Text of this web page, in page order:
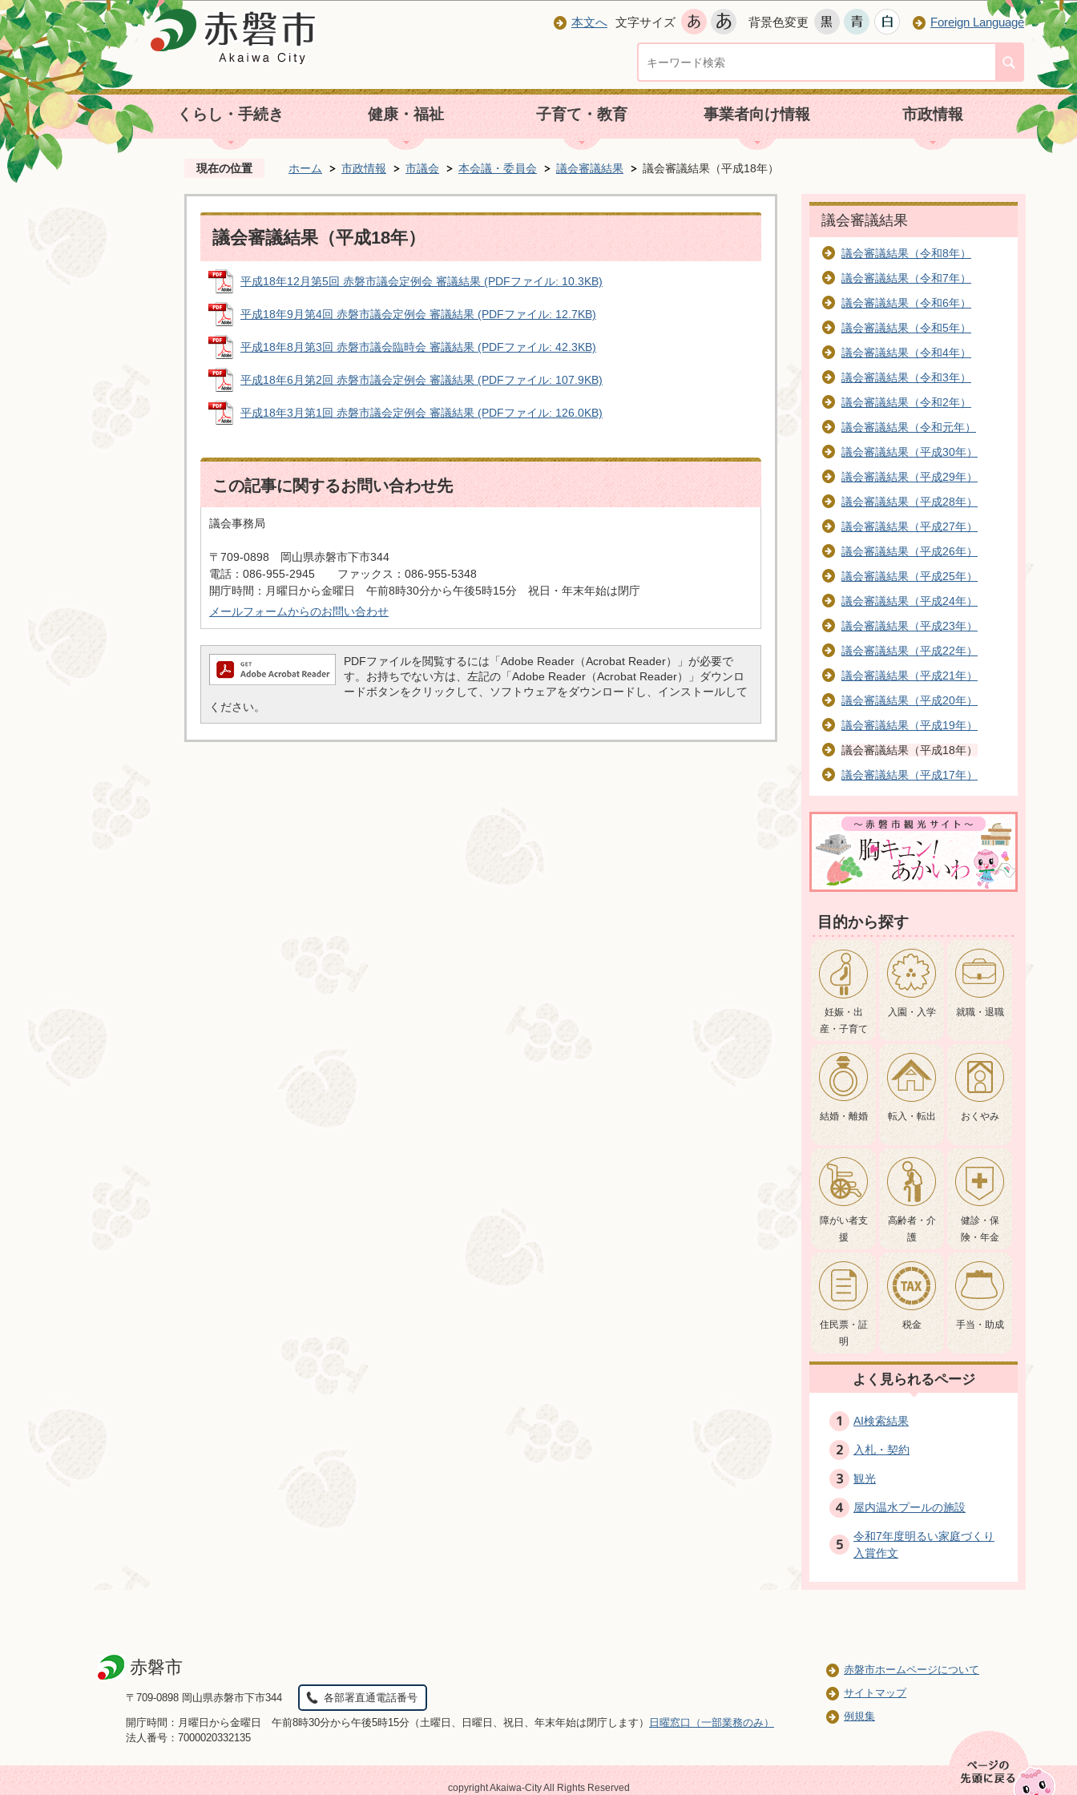
本文へ 文字サイズ 背景色変更 Foreign Language
くらし・手続き 健康・福祉 子育て・教育 事業者向け情報 市政情報
現在の位置 ホーム 市政情報 市議会 本会議・委員会 議会審議結果 議会審議結果（平成18年）
議会審議結果（平成18年）
平成18年12月第5回 赤磐市議会定例会 審議結果 (PDFファイル: 10.3KB)
平成18年9月第4回 赤磐市議会定例会 審議結果 (PDFファイル: 12.7KB)
平成18年8月第3回 赤磐市議会臨時会 審議結果 (PDFファイル: 42.3KB)
平成18年6月第2回 赤磐市議会定例会 審議結果 (PDFファイル: 107.9KB)
平成18年3月第1回 赤磐市議会定例会 審議結果 (PDFファイル: 126.0KB)
この記事に関するお問い合わせ先
議会事務局
〒709-0898 岡山県赤磐市下市344
電話：086-955-2945 ファックス：086-955-5348
開庁時間：月曜日から金曜日 午前8時30分から午後5時15分 祝日・年末年始は閉庁
メールフォームからのお問い合わせ
PDFファイルを閲覧するには「Adobe Reader（Acrobat Reader）」が必要で
す。お持ちでない方は、左記の「Adobe Reader（Acrobat Reader）」ダウンロ
ードボタンをクリックして、ソフトウェアをダウンロードし、インストールして
ください。
議会審議結果
議会審議結果（令和8年）
議会審議結果（令和7年）
議会審議結果（令和6年）
議会審議結果（令和5年）
議会審議結果（令和4年）
議会審議結果（令和3年）
議会審議結果（令和2年）
議会審議結果（令和元年）
議会審議結果（平成30年）
議会審議結果（平成29年）
議会審議結果（平成28年）
議会審議結果（平成27年）
議会審議結果（平成26年）
議会審議結果（平成25年）
議会審議結果（平成24年）
議会審議結果（平成23年）
議会審議結果（平成22年）
議会審議結果（平成21年）
議会審議結果（平成20年）
議会審議結果（平成19年）
議会審議結果（平成18年）
議会審議結果（平成17年）
目的から探す
妊娠・出
産・子育て
入園・入学 就職・退職
結婚・離婚 転入・転出 おくやみ
障がい者支
援
高齢者・介
護
健診・保
険・年金
住民票・証
明
税金 手当・助成
よく見られるページ
AI検索結果
入札・契約
観光
屋内温水プールの施設
令和7年度明るい家庭づくり
入賞作文
赤磐市
〒709-0898 岡山県赤磐市下市344 各部署直通電話番号
開庁時間：月曜日から金曜日 午前8時30分から午後5時15分（土曜日、日曜日、祝日、年末年始は閉庁します）
日曜窓口（一部業務のみ）
法人番号：7000020332135
赤磐市ホームページについて
サイトマップ
例規集
copyright Akaiwa-City All Rights Reserved